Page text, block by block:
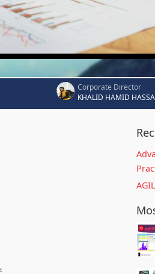
Corporate Director
KHALID HAMID